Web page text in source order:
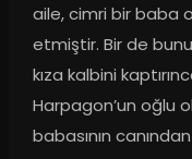
aile, cimri bir baba
etmiştir. Bir de
kıza kalbini
Harpagon’un oğlu
babasının